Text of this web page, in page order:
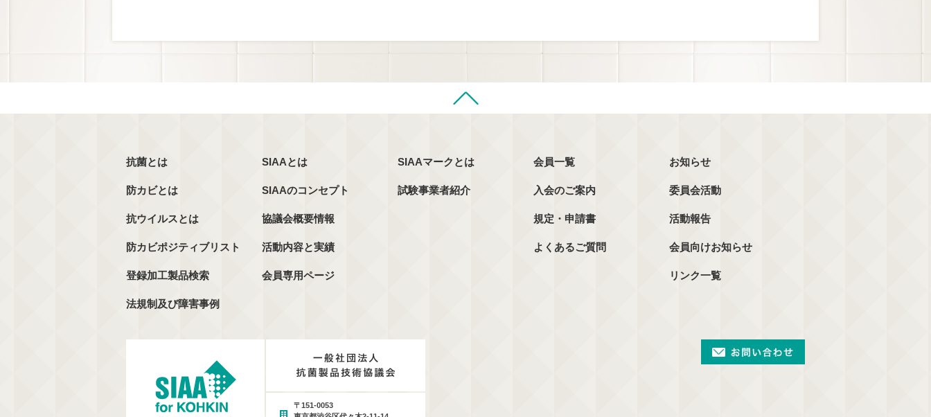
抗菌とは
防カビとは
抗ウイルスとは
防カビポジティブリスト
登録加工製品検索
法規制及び障害事例
SIAAとは
SIAAのコンセプト
協議会概要情報
活動内容と実績
会員専用ページ
SIAAマークとは
試験事業者紹介
会員一覧
入会のご案内
規定・申請書
よくあるご質問
お知らせ
委員会活動
活動報告
会員向けお知らせ
リンク一覧
〒151-0053